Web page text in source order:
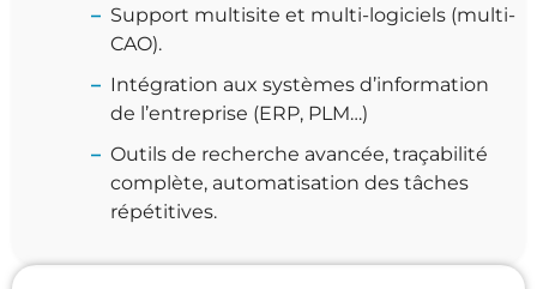
Support multisite et multi-logiciels (multi-
CAO).
Intégration aux systèmes d’information
de l’entreprise (ERP, PLM…)
Outils de recherche avancée, traçabilité
complète, automatisation des tâches
répétitives.